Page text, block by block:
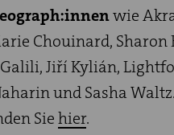
wie
Chouinard, Sharon
Jiří Kylián,
und Sasha
Siehier.